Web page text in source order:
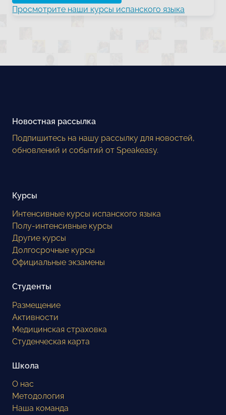
Просмотрите наши курсы испанского языка
Новостная рассылка
Подпишитесь на нашу рассылку для новостей,
обновлений и событий от Speakeasy.
Курсы
Интенсивные курсы испанского языка
Полу-интенсивные курсы
Другие курсы
Долгосрочные курсы
Официальные экзамены
Студенты
Размещение
Активности
Медицинская страховка
Студенческая карта
Школа
О нас
Методология
Наша команда